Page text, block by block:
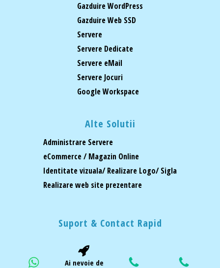
Gazduire WordPress
Gazduire Web SSD
Servere
Servere Dedicate
Servere eMail
Servere Jocuri
Google Workspace
Alte Solutii
Administrare Servere
eCommerce / Magazin Online
Identitate vizuala/ Realizare Logo/ Sigla
Realizare web site prezentare
Suport & Contact Rapid
Ai nevoie de